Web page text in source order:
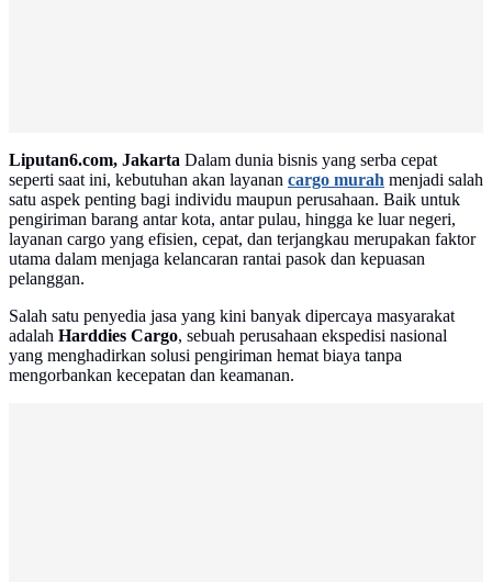
Liputan6.com, Jakarta Dalam dunia bisnis yang serba cepat
seperti saat ini, kebutuhan akan layanan cargo murah menjadi salah
satu aspek penting bagi individu maupun perusahaan. Baik untuk
pengiriman barang antar kota, antar pulau, hingga ke luar negeri,
layanan cargo yang efisien, cepat, dan terjangkau merupakan faktor
utama dalam menjaga kelancaran rantai pasok dan kepuasan
pelanggan.
Salah satu penyedia jasa yang kini banyak dipercaya masyarakat
adalah Harddies Cargo, sebuah perusahaan ekspedisi nasional
yang menghadirkan solusi pengiriman hemat biaya tanpa
mengorbankan kecepatan dan keamanan.